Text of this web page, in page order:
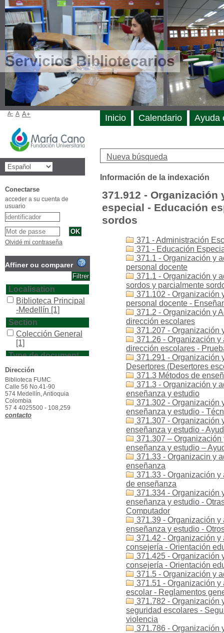
Servicios Bibliotecarios
Nueva búsqueda
Información de la indexación
371.912 -
especial - Educación
sordos
371 - Administración
371 - Educación
371.1 - Organización y
personal docente
371.1 - Organización y
sordos y parcialmente
371.102 - Organización
personal docente -
371.2 - Organización y
dirección escolares
371.207 - Organización
371.26 - Organización
dirección escolares -
371.291 - Organización
Desertores (Desertores
371.3 Métodos de
371.3 - Organización y
enseñanza y estudio
371.302 - Organización
enseñanza y estudio -
371.307 - Organización
enseñanza y estudio -
371.307 –
enseñanza y estudio –
371.33 - Organizacin y
enseñanza
371.33 - Organización
de enseñanza
371.334 - Organización
enseñanza y estudio -
Computador
371.39 - Organización
enseñanza y estudio -
371.42 - Organización
consejería - Orientación
371.425 - Organización
consejería - Orientación
371.5 - Organización y
371.51 - Organización
escolar - Reglamentos
371.782 - Organización
seguridad escolares -
violencia
371.786 - Organización
Inicio Calendario Ayuda
A- A A+
Conectarse
acceder a su cuenta de
usuario
Olvidé mi contraseña
Affiner ou comparer
Localisation
Biblioteca Principal
-Medellín [1]
Section
Colección General
[1]
Type de document
texto impreso
Dirección
Biblioteca FUMC
Calle 56 No.41-90
574 Medellín, Antioquia
Colombia
57 4 4025500 - 108,259
contacto